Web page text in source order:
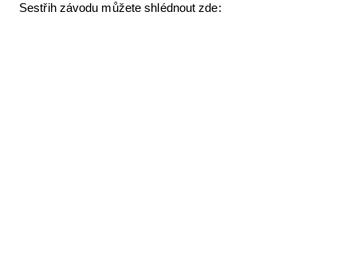
Sestřih závodu můžete shlédnout zde: